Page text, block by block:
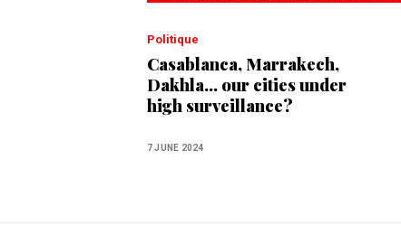
Politique
Casablanca, Marrakech,
Dakhla... our cities under
high surveillance?
7 JUNE 2024